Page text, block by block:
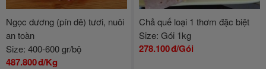
Ngọc dương (pín dê) tươi, nuôi
an toàn
Size: 400-600 gr/bộ
487.800đ/Kg
Chả quế loại 1 thơm đặc biệt
Size: Gói 1kg
278.100đ/Gói